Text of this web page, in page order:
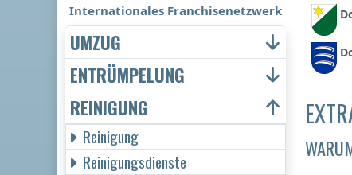
Internationales Franchisenetzwerk
UMZUG
ENTRÜMPELUNG
REINIGUNG
Reinigung
Reinigungsdienste